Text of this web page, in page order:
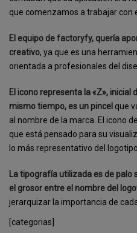
que comenzamos a trabajar con
El equipo de factoryfy, quería
creativo, ya que es una
orientada a profesionales del
El icono representa la «Z», inicial
mismo tiempo, es un pincel que
al nombre de la marca. El icono
que está pensado para su
lo más representativo del
La tipografía utilizada es de palo
el grosor entre el nombre del
jerarquizar la importancia de
[categorias]